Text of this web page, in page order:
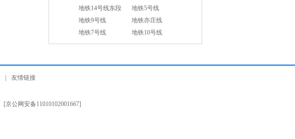
地铁14号线东段
地铁5号线
地铁9号线
地铁亦庄线
地铁7号线
地铁10号线
友情链接
[京公网安备11010102001667]